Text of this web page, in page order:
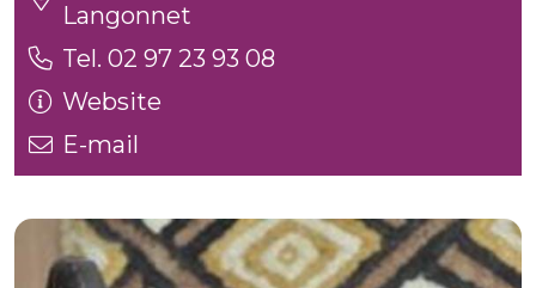
Langonnet
Tel. 02 97 23 93 08
Website
E-mail